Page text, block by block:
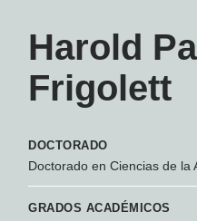
Harold
Frigolett
DOCTORADO
Doctorado en Ciencias de la
GRADOS ACADÉMICOS